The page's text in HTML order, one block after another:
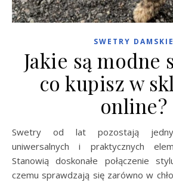
SWETRY DAMSKIE
Jakie są modne
co kupisz w
online?
Swetry od lat pozostają jednym z najbardziej
uniwersalnych i praktycznych
Stanowią doskonałe połączenie
czemu sprawdzają się zarówno w